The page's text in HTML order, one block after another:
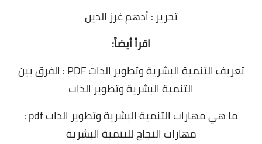
تحرير : أدهم غرز الدين
اقرأ أيضاً:
تعريف التنمية البشرية وتطوير الذات PDF : الفرق بين
التنمية البشرية وتطوير الذات
ما هي مهارات التنمية البشرية وتطوير الذات pdf :
مهارات النجاح للتنمية البشرية